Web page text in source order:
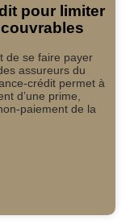
pour limiter
de se faire payer
assureurs du
crédit permet à
d’une prime,
paiement de la